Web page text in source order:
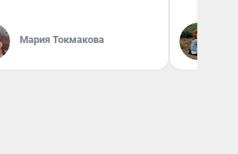
Мария Токмакова